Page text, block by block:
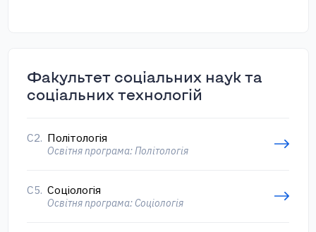
Факультет соціальних наук та
соціальних технологій
С2. Політологія
Освітня програма: Політологія
С5. Соціологія
Освітня програма: Соціологія